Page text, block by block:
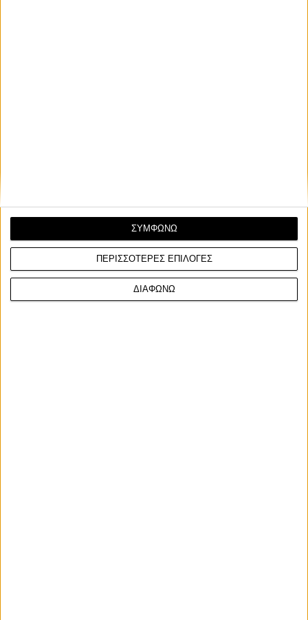
ΠΕΡΙΣΣΟΤΕΡΕΣ ΕΠΙΛΟΓΕΣ
ΔΙΑΦΩΝΩ
ΣΥΜΦΩΝΩ